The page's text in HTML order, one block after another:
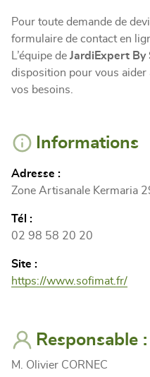
Pour toute demande de
formulaire de contact en
L’équipe de JardiExpert By
disposition pour vous aider
vos besoins.
Informations
Adresse :
Zone Artisanale Kermaria
Tél :
02 98 58 20 20
Site :
https://www.sofimat.fr/
Responsable :
M. Olivier CORNEC